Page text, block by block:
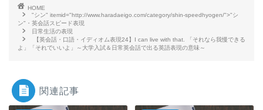
HOME
"シン" itemid="http://www.haradaeigo.com/category/shin-speedhyogen/">"シ
ン"・英会話スピード表現
日常生活の表現
【英会話・口語・イディオム表現24】I can live with that. 「それなら我慢できる
よ」「それでいいよ」～大学入試＆日常英会話で出る英語表現の意味～
関連記事